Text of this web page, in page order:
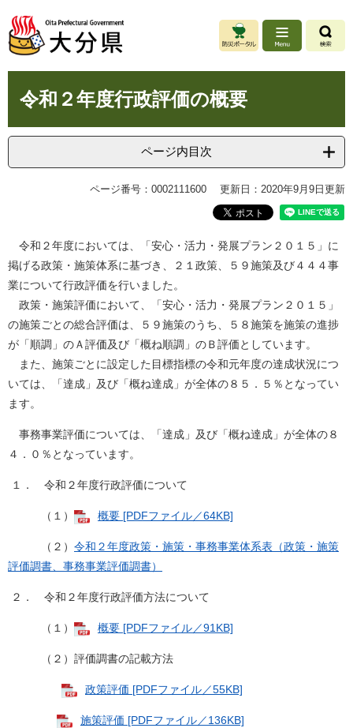
ジ
先
。
ュ
を
て
令和２年度行政評価の概要
ページ内目次
ページ番号：0002111600 更新日：2020年9月9日更新
令和２年度においては、「安心・活力・発展プラン２０１５」に
掲げる政策・施策体系に基づき、２１政策、５９施策及び４４４事
業について行政評価を行いました。
政策・施策評価において、「安心・活力・発展プラン２０１５」
の施策ごとの総合評価は、５９施策のうち、５８施策を施策の進捗
が「順調」のＡ評価及び「概ね順調」のＢ評価としています。
また、施策ごとに設定した目標指標の令和元年度の達成状況につ
いては、「達成」及び「概ね達成」が全体の８５．５％となってい
ます。
事務事業評価については、「達成」及び「概ね達成」が全体の８
４．０％となっています。
１． 令和２年度行政評価について
（１） 概要 [PDFファイル／64KB]
（２） 令和２年度政策・施策・事務事業体系表（政策・施策
評価調書、事務事業評価調書）
２． 令和２年度行政評価方法について
（１） 概要 [PDFファイル／91KB]
（２）評価調書の記載方法
政策評価 [PDFファイル／55KB]
施策評価 [PDFファイル／136KB]